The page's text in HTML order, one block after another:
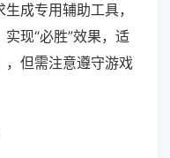
成专用辅助工具，
现“必胜”效果，适
，但需注意遵守游戏